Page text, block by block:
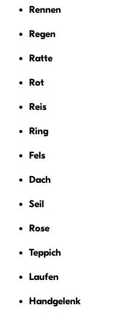
Rennen
Regen
Ratte
Rot
Reis
Ring
Fels
Dach
Seil
Rose
Teppich
Laufen
Handgelenk